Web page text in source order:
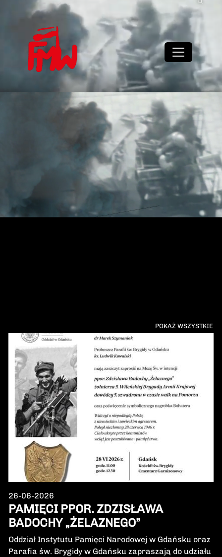
POKAŻ WSZYSTKIE
26-06-2026
PAMIĘCI PPOR. ZDZISŁAWA
BADOCHY „ŻELAZNEGO”
Oddział Instytutu Pamięci Narodowej w Gdańsku oraz
Parafia św. Brygidy w Gdańsku zapraszają do udziału